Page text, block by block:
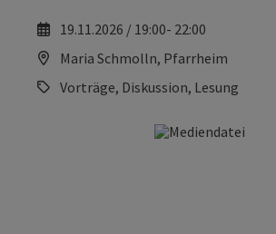
19.11.2026 / 19:00- 22:00
Maria Schmolln, Pfarrheim
Vorträge, Diskussion, Lesung